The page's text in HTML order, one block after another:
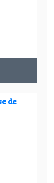
de